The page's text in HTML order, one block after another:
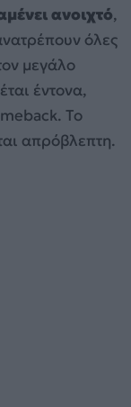
ανοιχτό,
όλες
μεγάλο
έντονα,
Το
απρόβλεπτη.